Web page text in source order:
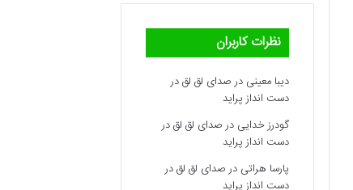
نظرات کاربران
دیبا معینی درصدای لق لق در
دست انداز پراید
گودرز خدایی درصدای لق لق در
دست انداز پراید
پارسا هراتی درصدای لق لق در
دست انداز پراید